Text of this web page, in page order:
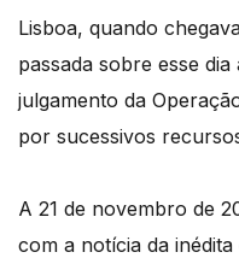
Lisboa, quando
passada sobre esse
julgamento da
por sucessivos
A 21 de novembro de
com a notícia da